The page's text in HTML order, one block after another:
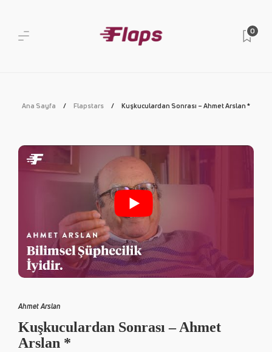
0
Ana Sayfa Flapstars Kuşkuculardan Sonrası – Ahmet Arslan *
Ahmet Arslan
Kuşkuculardan Sonrası – Ahmet
Arslan *